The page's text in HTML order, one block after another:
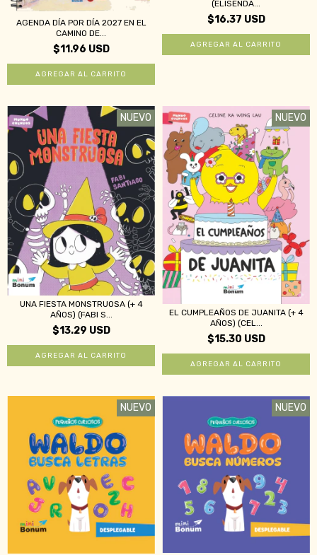
AGENDA DÍA POR DÍA 2027 EN EL
CAMINO DE...
$11.96 USD
(ELISENDA...
$16.37 USD
NUEVO
UNA FIESTA MONSTRUOSA (+ 4
AÑOS) (FABI S...
$13.29 USD
NUEVO
EL CUMPLEAÑOS DE JUANITA (+ 4
AÑOS) (CEL...
$15.30 USD
NUEVO NUEVO